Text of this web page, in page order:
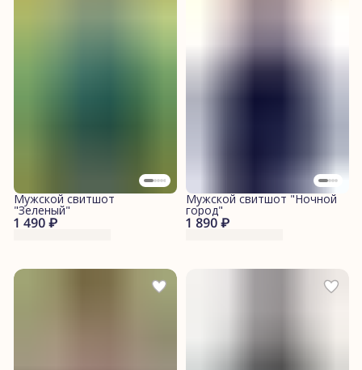
1 490 ₽
Мужской свитшот
"Зеленый"
1 890 ₽
Мужской свитшот "Ночной
город"